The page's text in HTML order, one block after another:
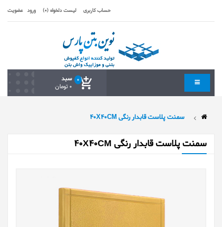
حساب کاربری لیست دلخواه (0) ورود عضویت
سبد 0
0 تومان
سمنت پلاست قابدار رنگی 40X40CM
سمنت پلاست قابدار رنگی 40X40CM